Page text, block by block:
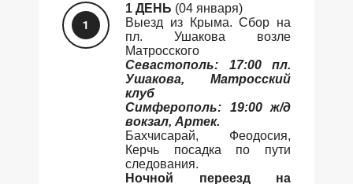
1 ДЕНЬ (04 января)
Выезд из Крыма. Сбор на
пл. Ушакова возле
Матросского
Севастополь: 17:00 пл.
Ушакова, Матросский
клуб
Симферополь: 19:00 ж/д
вокзал, Артек.
Бахчисарай, Феодосия,
Керчь посадка по пути
следования.
Ночной переезд на